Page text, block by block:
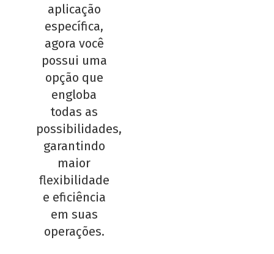
aplicação
específica,
agora você
possui uma
opção que
engloba
todas as
possibilidades,
garantindo
maior
flexibilidade
e eficiência
em suas
operações.